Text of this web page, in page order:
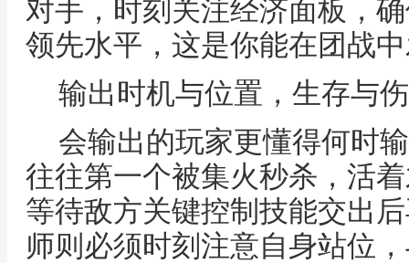
对手，时刻关注经济面板，
领先水平，这是你能在团战
输出时机与位置，生存与
会输出的玩家更懂得何时
往往第一个被集火秒杀，活
等待敌方关键控制技能交出
师则必须时刻注意自身站位